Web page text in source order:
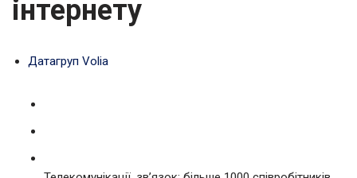
інтернету
Датагруп Volia